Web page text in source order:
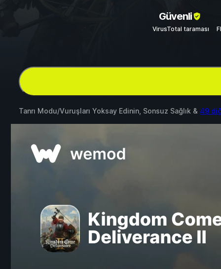
Güvenli
VirusTotal taraması
Tanrı Modu/Vuruşları Yoksay Edinin, Sonsuz Sağlık & 49